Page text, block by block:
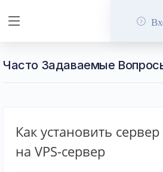
Часто Задаваемые
Как установить
на VPS-сервер